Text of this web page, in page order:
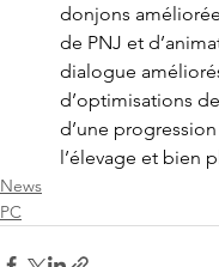
donjons
de PNJ et
dialogue
d’optimisations
d’une
l’élevage et bien
News
PC